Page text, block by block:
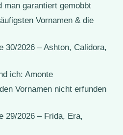
man garantiert gemobbt
Vornamen & die
30/2026 – Ashton, Calidora,
ich: Amonte
Vornamen nicht erfunden
29/2026 – Frida, Era,